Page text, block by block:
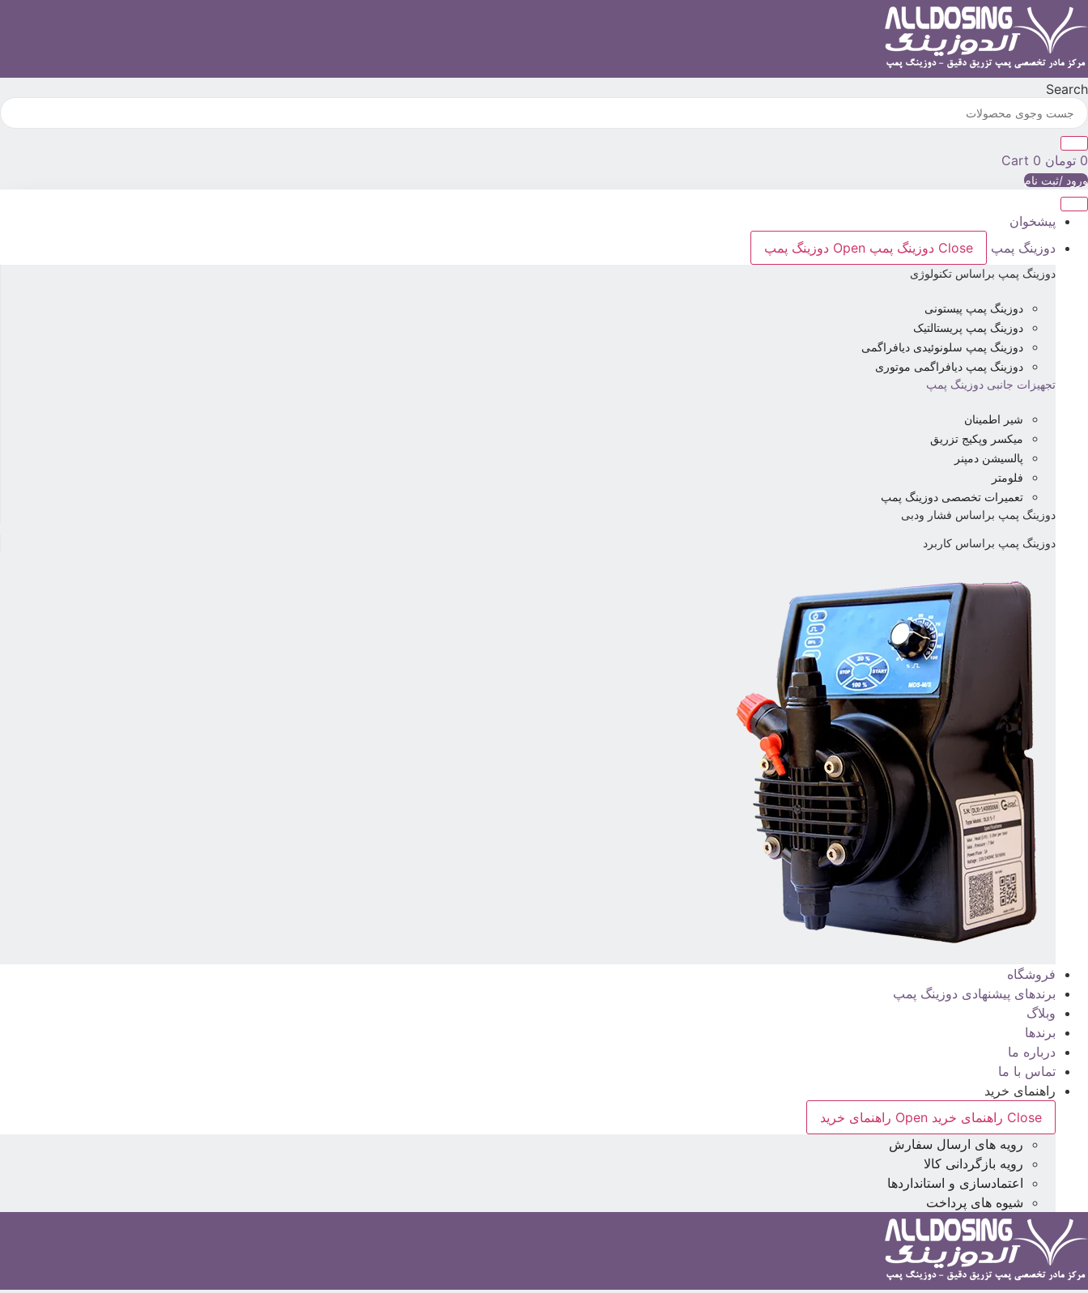
پرش
به
Search
0 تومان 0
Cart
ورود /ثبت نام
پیشخوان
دوزینگ پمپ
Close دوزینگ پمپ Open دوزینگ پمپ
دوزینگ پمپ براساس تکنولوژی
دوزینگ پمپ پیستونی
دوزینگ پمپ پریستالتیک
دوزینگ پمپ سلونوئیدی دیافراگمی
دوزینگ پمپ دیافراگمی موتوری
تجهیزات جانبی دوزینگ پمپ
شیر اطمینان
میکسر وپکیج تزریق
پالسیشن دمپنر
فلومتر
تعمیرات تخصصی دوزینگ پمپ
دوزینگ پمپ براساس فشار ودبی
دوزینگ پمپ براساس کاربرد
فروشگاه
برندهای پیشنهادی دوزینگ پمپ
وبلاگ
برندها
درباره ما
تماس با ما
راهنمای خرید
Close راهنمای خرید
Open راهنمای خرید
رویه های ارسال سفارش
رویه بازگردانی کالا
اعتمادسازی و استانداردها
شیوه های پرداخت